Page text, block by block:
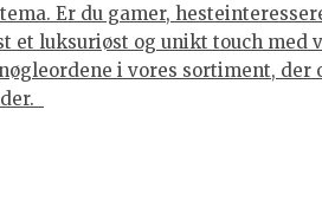
Er du gamer,
et luksuriøst og unikt touch med
i vores sortiment, der